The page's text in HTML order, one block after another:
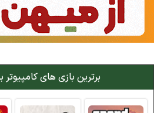
برترین بازی های کامپیوتر